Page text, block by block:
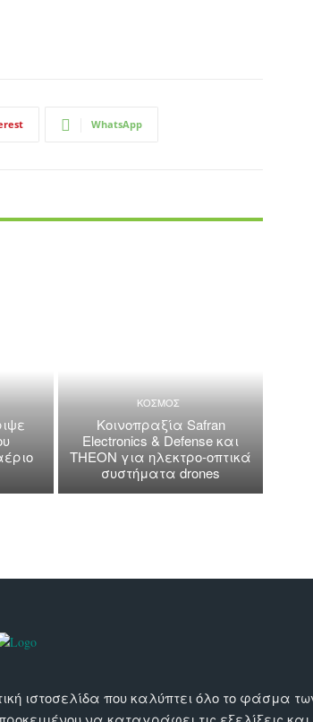
WhatsApp
ΚΟΣΜΟΣ
Κοινοπραξία Safran
Electronics & Defense και
THEON για ηλεκτρο-οπτικά
συστήματα drones
ιστοσελίδα που καλύπτει όλο το φάσμα